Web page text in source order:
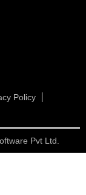
Policy
Pvt Ltd.